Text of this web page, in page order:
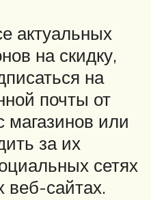
актуальных
на скидку,
на
почты от
или
за их
сетях
сайтах.